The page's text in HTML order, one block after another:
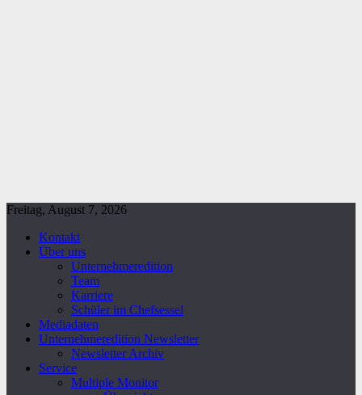
Freitag, August 7, 2026
Kontakt
Über uns
Unternehmeredition
Team
Karriere
Schüler im Chefsessel
Mediadaten
Unternehmeredition Newsletter
Newsletter Archiv
Service
Multiple Monitor